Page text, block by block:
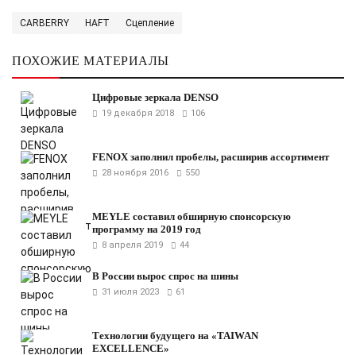
CARBERRY HAFT Сцепление
ПОХОЖИЕ МАТЕРИАЛЫ
Цифровые зеркала DENSO
19 декабря 2018 106
FENOX заполнил пробелы, расширив ассортимент
28 ноября 2016 550
MEYLE составил обширную спонсорскую
программу на 2019 год
8 апреля 2019 44
В России вырос спрос на шины
31 июля 2023 61
Технологии будущего на «TAIWAN
EXCELLENCE»